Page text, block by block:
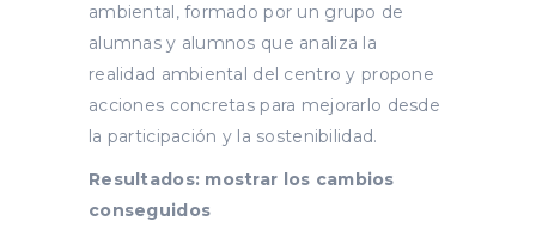
ambiental, formado por un grupo de
alumnas y alumnos que analiza la
realidad ambiental del centro y propone
acciones concretas para mejorarlo desde
la participación y la sostenibilidad.
Resultados: mostrar los cambios
conseguidos